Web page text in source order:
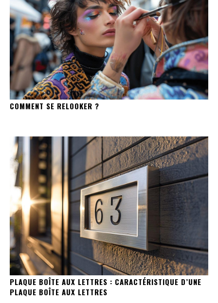
COMMENT SE RELOOKER ?
PLAQUE BOÎTE AUX LETTRES : CARACTÉRISTIQUE D’UNE
PLAQUE BOÎTE AUX LETTRES